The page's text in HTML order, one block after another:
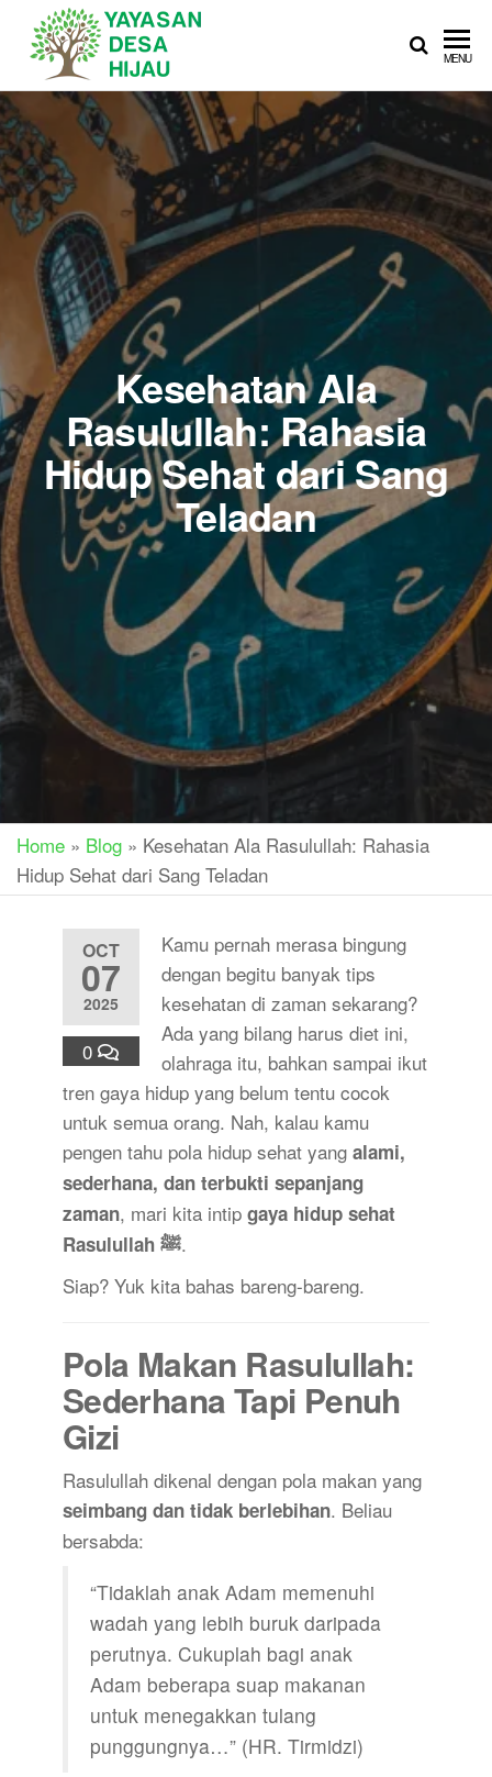
DESA
HIJAU
MENU
Kesehatan Ala
Rasulullah: Rahasia
Hidup Sehat dari Sang
Teladan
Home » Blog » Kesehatan Ala Rasulullah: Rahasia
Hidup Sehat dari Sang Teladan
OCT
07
2025
0
Kamu pernah merasa bingung
dengan begitu banyak tips
kesehatan di zaman sekarang?
Ada yang bilang harus diet ini,
olahraga itu, bahkan sampai ikut
tren gaya hidup yang belum tentu cocok
untuk semua orang. Nah, kalau kamu
pengen tahu pola hidup sehat yang alami,
sederhana, dan terbukti sepanjang
zaman, mari kita intip gaya hidup sehat
Rasulullah ﷺ.
Siap? Yuk kita bahas bareng-bareng.
Pola Makan Rasulullah:
Sederhana Tapi Penuh
Gizi
Rasulullah dikenal dengan pola makan yang
seimbang dan tidak berlebihan. Beliau
bersabda:
“Tidaklah anak Adam memenuhi
wadah yang lebih buruk daripada
perutnya. Cukuplah bagi anak
Adam beberapa suap makanan
untuk menegakkan tulang
punggungnya…” (HR. Tirmidzi)